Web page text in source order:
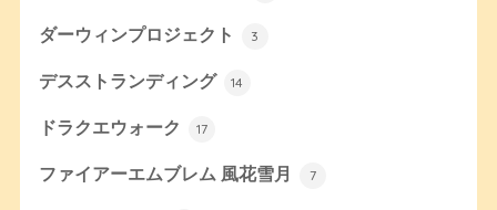
ダーウィンプロジェクト 3
デスストランディング 14
ドラクエウォーク 17
ファイアーエムブレム 風花雪月 7